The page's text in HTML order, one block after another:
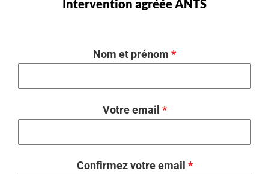
Intervention agréée ANTS
Nom et prénom *
Votre email *
Confirmez votre email *